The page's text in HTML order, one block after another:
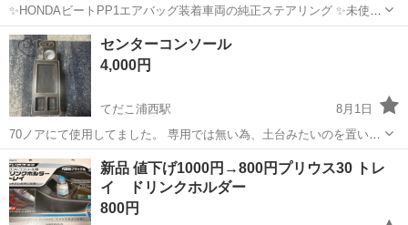
✨HONDAビートPP1エアバッグ装着車両の純正ステアリング ✨未使用
に近い ✨本革ステアリングカバー編み
沖縄 名護市 てだこ浦西駅
エアバッグ
センターコンソール
4,000円
てだこ浦西駅
8月1日
70ノアにて使用してました。 専用では無い為、土台みたいのを置いて
その上に 固定するなり、して使用してました。 ‼️追加文、取引早い方
に優先します 多少の値下げ交渉あり
沖縄 宜野湾市 てだこ浦西駅 内装、インテリア
新品 値下げ1000円→800円プリウス30 トレ
イ ドリンクホルダー
800円